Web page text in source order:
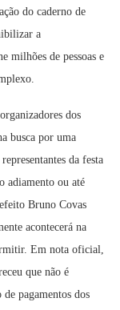
do caderno de
a
milhões de pessoas e
dos
busca por uma
da festa
adiamento ou até
Bruno Covas
acontecerá na
Em nota oficial,
que não é
pagamentos dos